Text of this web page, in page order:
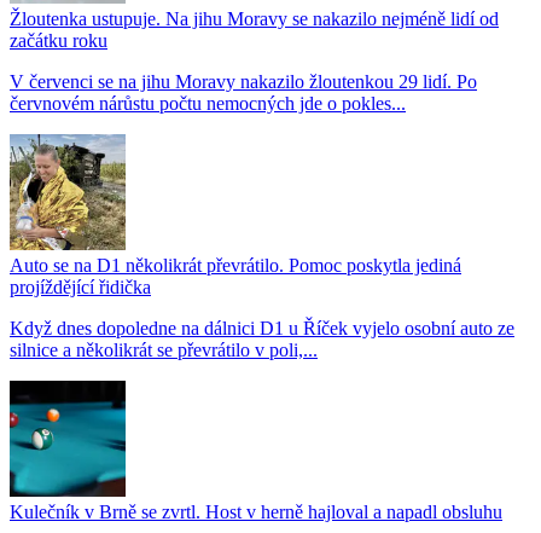
Žloutenka ustupuje. Na jihu Moravy se nakazilo nejméně lidí od
začátku roku
V červenci se na jihu Moravy nakazilo žloutenkou 29 lidí. Po
červnovém nárůstu počtu nemocných jde o pokles...
Auto se na D1 několikrát převrátilo. Pomoc poskytla jediná
projíždějící řidička
Když dnes dopoledne na dálnici D1 u Říček vyjelo osobní auto ze
silnice a několikrát se převrátilo v poli,...
Kulečník v Brně se zvrtl. Host v herně hajloval a napadl obsluhu